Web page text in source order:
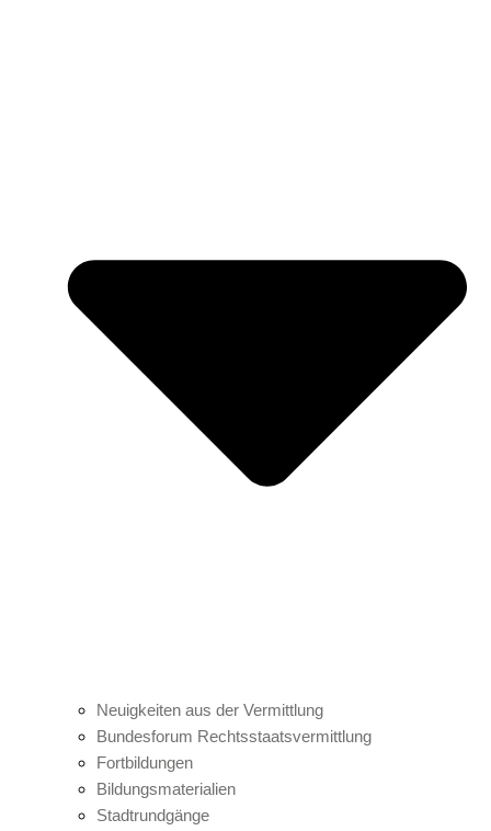
Neuigkeiten aus der Vermittlung
Bundesforum Rechtsstaatsvermittlung
Fortbildungen
Bildungsmaterialien
Stadtrundgänge